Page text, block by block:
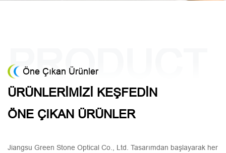
Öne Çıkan Ürünler
ÜRÜNLERIMIZI KEŞFEDIN
ÖNE ÇIKAN ÜRÜNLER
Jiangsu Green Stone Optical Co., Ltd. Tasarımdan başlayarak her